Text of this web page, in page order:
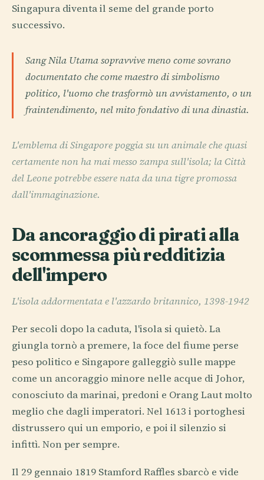
Singapura diventa il seme del grande porto
successivo.
Sang Nila Utama sopravvive meno come sovrano
documentato che come maestro di simbolismo
politico, l'uomo che trasformò un avvistamento, o un
fraintendimento, nel mito fondativo di una dinastia.
L'emblema di Singapore poggia su un animale che quasi
certamente non ha mai messo zampa sull'isola; la Città
del Leone potrebbe essere nata da una tigre promossa
dall'immaginazione.
Da ancoraggio di pirati alla
scommessa più redditizia
dell'impero
L'isola addormentata e l'azzardo britannico, 1398-1942
Per secoli dopo la caduta, l'isola si quietò. La
giungla tornò a premere, la foce del fiume perse
peso politico e Singapore galleggiò sulle mappe
come un ancoraggio minore nelle acque di Johor,
conosciuto da marinai, predoni e Orang Laut molto
meglio che dagli imperatori. Nel 1613 i portoghesi
distrussero qui un emporio, e poi il silenzio si
infittì. Non per sempre.
Il 29 gennaio 1819 Stamford Raffles sbarcò e vide